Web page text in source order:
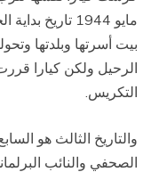
مايو 1944
بيت أسرتها وبلدتها
الرحيل ولكن كيارا
التكريس.
الصحفي والنائب